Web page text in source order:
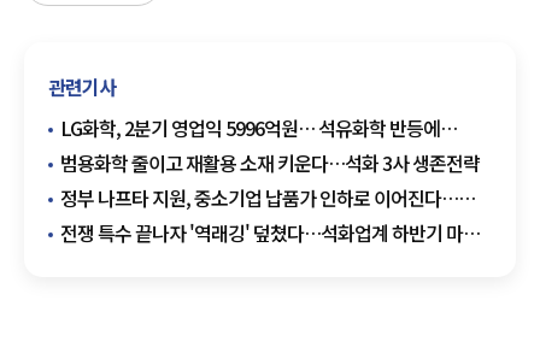
관련기사
LG화학, 2분기 영업익 5996억원… 석유화학 반등에
흑자전환
범용화학 줄이고 재활용 소재 키운다…석화 3사 생존전략
정부 나프타 지원, 중소기업 납품가 인하로 이어진다…
석화업계 상생 확산
전쟁 특수 끝나자 '역래깅' 덮쳤다…석화업계 하반기 마진